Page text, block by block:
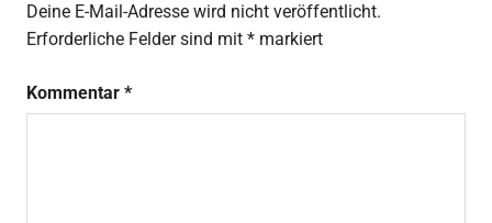
Deine E-Mail-Adresse wird nicht veröffentlicht.
Erforderliche Felder sind mit * markiert
Kommentar *